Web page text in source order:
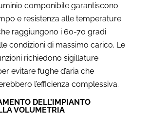
componibile garantiscono
e resistenza alle temperature
raggiungono i 60-70 gradi
condizioni di massimo carico. Le
richiedono sigillature
evitare fughe d’aria che
l’efficienza complessiva.
DELL’IMPIANTO
VOLUMETRIA